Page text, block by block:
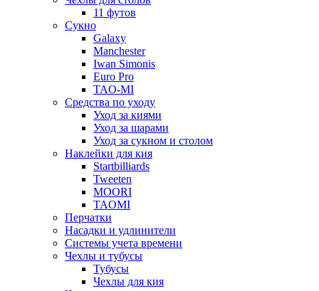
11 футов
Сукно
Galaxy
Manchester
Iwan Simonis
Euro Pro
TAO-MI
Средства по уходу
Уход за киями
Уход за шарами
Уход за сукном и столом
Наклейки для кия
Startbilliards
Tweeten
MOORI
TAOMI
Перчатки
Насадки и удлинители
Системы учета времени
Чехлы и тубусы
Тубусы
Чехлы для кия